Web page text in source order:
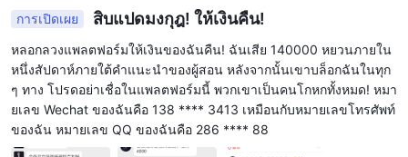
การเปิดเผย สิบแปดมงกุฎ! ให้เงินคืน!
หลอกลวงแพลตฟอร์มให้เงินของฉันคืน! ฉันเสีย 140000 หยวนภายใน
หนึ่งสัปดาห์ภายใต้คำแนะนำของผู้สอน หลังจากนั้นเขาบล็อกฉันในทุก
ๆ ทาง โปรดอย่าเชื่อในแพลตฟอร์มนี้ พวกเขาเป็นคนโกหกทั้งหมด! หมา
ยเลข Wechat ของฉันคือ 138 **** 3413 เหมือนกับหมายเลขโทรศัพท์
ของฉัน หมายเลข QQ ของฉันคือ 286 **** 88